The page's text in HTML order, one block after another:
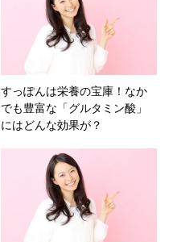
すっぽんは栄養の宝庫！なか
でも豊富な「グルタミン酸」
にはどんな効果が？